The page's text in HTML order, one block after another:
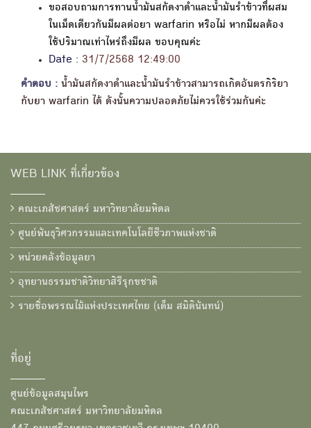
ขอสอบถามการทานน้ำมันสกัดงาดำและน้ำมันรำข้าวทึ่ผสม
ในเม็ดเดียวกันมีผลต่อยา warfarin หรือไม่ หากมีผลต้อง
ใช้ปริมาณเท่าไหร่ถึงมีผล ขอบคุณค่ะ
Date : 31/7/2568 12:49:00
คำตอบ : น้ำมันสกัดงาดำและน้ำมันรำข้าวสามารถเกิดอันตรกิริยา
กับยา warfarin ได้ ดังนั้นความปลอดภัยไม่ควรใช้ร่วมกันค่ะ
WEB LINK ที่เกี่ยวข้อง
คณะเภสัชศาสตร์ มหาวิทยาลัยมหิดล
ศูนย์พันธุวิศวกรรมและเทคโนโลยีชีวภาพแห่งชาติ
หน่วยคลังข้อมูลยา
อุทยานธรรมชาติวิทยาสิรีรุกขชาติ
รายชื่อพรรณไม้แห่งประเทศไทย (เต็ม สมิตินันทน์)
ที่อยู่
ศูนย์ข้อมูลสมุนไพร
คณะเภสัชศาสตร์ มหาวิทยาลัยมหิดล